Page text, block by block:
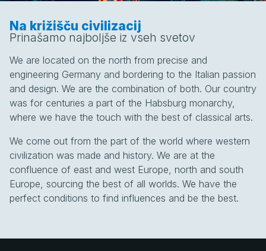
Na križišču civilizacij
Prinašamo najboljše iz vseh svetov
We are located on the north from precise and
engineering Germany and bordering to the Italian passion
and design. We are the combination of both. Our country
was for centuries a part of the Habsburg monarchy,
where we have the touch with the best of classical arts.
We come out from the part of the world where western
civilization was made and history. We are at the
confluence of east and west Europe, north and south
Europe, sourcing the best of all worlds. We have the
perfect conditions to find influences and be the best.